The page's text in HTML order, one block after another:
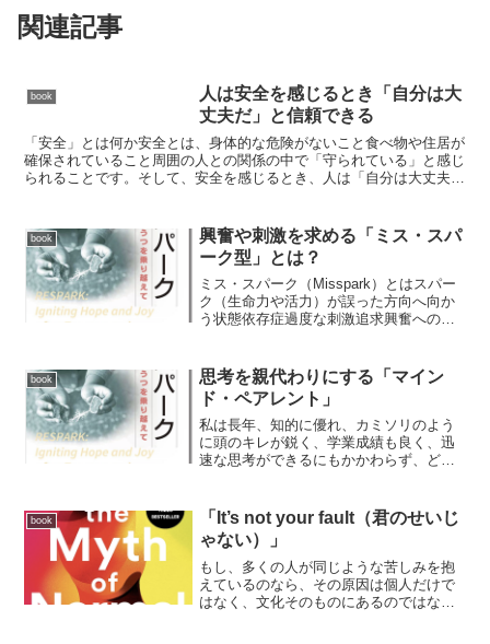
関連記事
book
人は安全を感じるとき「自分は大
丈夫だ」と信頼できる
「安全」とは何か安全とは、身体的な危険がないこと食べ物や住居が
確保されていること周囲の人との関係の中で「守られている」と感じ
られることです。そして、安全を感じるとき、人は「自分は大丈夫
book
興奮や刺激を求める「ミス・スパ
ーク型」とは？
ミス・スパーク（Misspark）とはスパー
ク（生命力や活力）が誤った方向へ向か
う状態依存症過度な刺激追求興奮への執
勘違いしている状態」として描かれま
す。そのため特徴①...
book
思考を親代わりにする「マイン
ド・ペアレント」
私は長年、知的に優れ、カミソリのよう
に頭のキレが鋭く、学業成績も良く、迅
速な思考ができるにもかかわらず、どこ
の中」にいる状態で、自らの感情に触れ
ることができない。リ・ス...
book
「It’s not your fault（君のせいじ
ゃない）」
もし、多くの人が同じような苦しみを抱
えているのなら、その原因は個人だけで
はなく、文化そのものにあるのではない